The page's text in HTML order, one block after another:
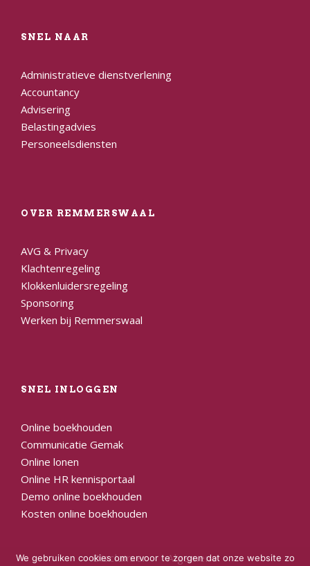
SNEL NAAR
Administratieve dienstverlening
Accountancy
Advisering
Belastingadvies
Personeelsdiensten
OVER REMMERSWAAL
AVG & Privacy
Klachtenregeling
Klokkenluidersregeling
Sponsoring
Werken bij Remmerswaal
SNEL INLOGGEN
Online boekhouden
Communicatie Gemak
Online lonen
Online HR kennisportaal
Demo online boekhouden
Kosten online boekhouden
Disclaimer Algemene
We gebruiken cookies om ervoor te zorgen dat onze website zo